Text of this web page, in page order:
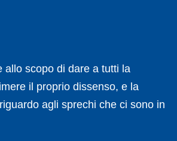
allo scopo di dare a tutti la
il proprio dissenso, e la
agli sprechi che ci sono in